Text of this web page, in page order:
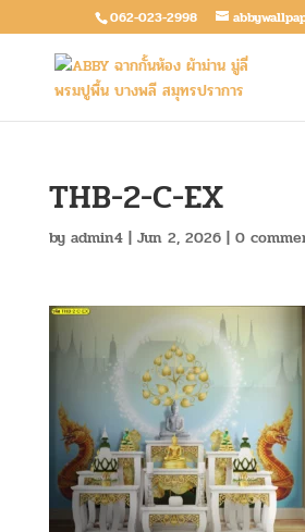
062-023-2998
THB-2-C-EX
by admin4| Jun 2, 2026| 0